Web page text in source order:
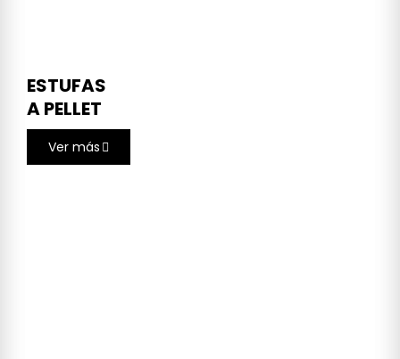
ESTUFAS
A PELLET
Ver más